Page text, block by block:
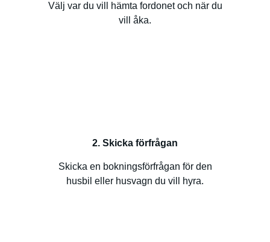
Välj var du vill hämta fordonet och när du
vill åka.
2. Skicka förfrågan
Skicka en bokningsförfrågan för den
husbil eller husvagn du vill hyra.